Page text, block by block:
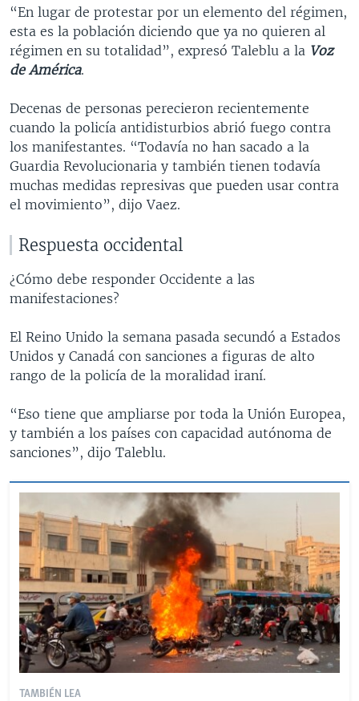
“En lugar de protestar por un elemento del régimen,
esta es la población diciendo que ya no quieren al
régimen en su totalidad”, expresó Taleblu a la Voz
de América.
Decenas de personas perecieron recientemente
cuando la policía antidisturbios abrió fuego contra
los manifestantes. “Todavía no han sacado a la
Guardia Revolucionaria y también tienen todavía
muchas medidas represivas que pueden usar contra
el movimiento”, dijo Vaez.
Respuesta occidental
¿Cómo debe responder Occidente a las
manifestaciones?
El Reino Unido la semana pasada secundó a Estados
Unidos y Canadá con sanciones a figuras de alto
rango de la policía de la moralidad iraní.
“Eso tiene que ampliarse por toda la Unión Europea,
y también a los países con capacidad autónoma de
sanciones”, dijo Taleblu.
TAMBIÉN LEA